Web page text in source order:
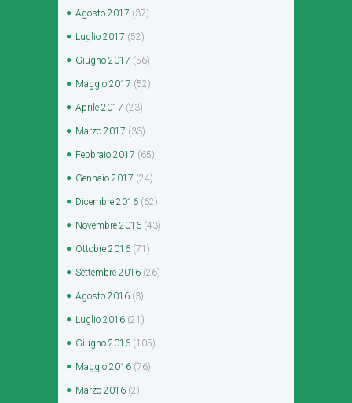
Agosto 2017 (37)
Luglio 2017 (52)
Giugno 2017 (56)
Maggio 2017 (52)
Aprile 2017 (23)
Marzo 2017 (33)
Febbraio 2017 (65)
Gennaio 2017 (24)
Dicembre 2016 (62)
Novembre 2016 (43)
Ottobre 2016 (71)
Settembre 2016 (26)
Agosto 2016 (3)
Luglio 2016 (21)
Giugno 2016 (105)
Maggio 2016 (76)
Marzo 2016 (2)